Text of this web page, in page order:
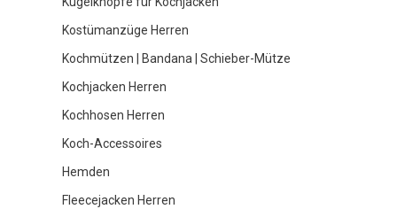
Kostümanzüge Herren
Kochmützen | Bandana | Schieber-Mütze
Kochjacken Herren
Kochhosen Herren
Koch-Accessoires
Hemden
Fleecejacken Herren